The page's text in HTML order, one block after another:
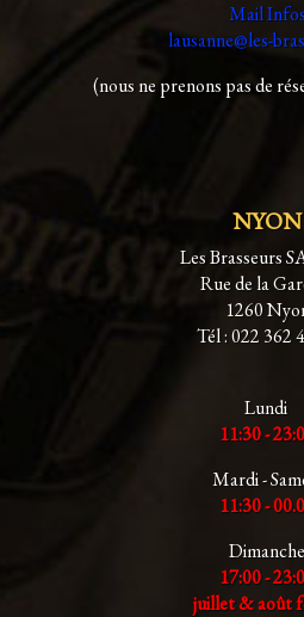
Mail Infos
lausanne@les-
(nous ne prenons pas de
NYON
Les Brasseurs
Rue de la
1260
Tél : 022 362
Lundi
11:30 -
Mardi -
11:30 -
Dimanche
17:00 -
juillet & août